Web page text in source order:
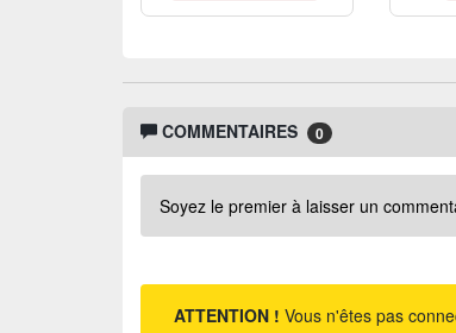
COMMENTAIRES 0
Soyez le premier à laisser un
ATTENTION ! Vous n'êtes pas